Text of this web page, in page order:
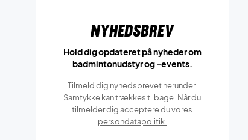
Nyhedsbrev
Hold dig opdateret på nyheder om
badmintonudstyr og -events.
Tilmeld dig nyhedsbrevet herunder.
Samtykke kan trækkes tilbage. Når du
tilmelder dig acceptere du vores
persondatapolitik.